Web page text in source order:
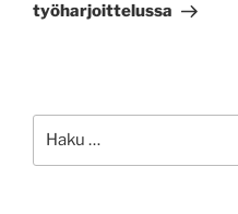
työharjoittelussa